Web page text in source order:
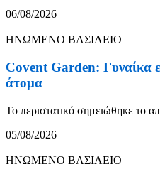
06/08/2026
ΗΝΩΜΕΝΟ ΒΑΣΙΛΕΙΟ
Covent Garden: Γυναίκα
άτομα
Το περιστατικό σημειώθηκε το
05/08/2026
ΗΝΩΜΕΝΟ ΒΑΣΙΛΕΙΟ